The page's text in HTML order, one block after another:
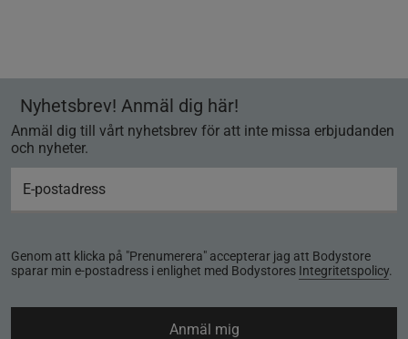
Nyhetsbrev! Anmäl dig här!
Anmäl dig till vårt nyhetsbrev för att inte missa erbjudanden
och nyheter.
Genom att klicka på "Prenumerera" accepterar jag att Bodystore
sparar min e-postadress i enlighet med Bodystores Integritetspolicy.
Anmäl mig